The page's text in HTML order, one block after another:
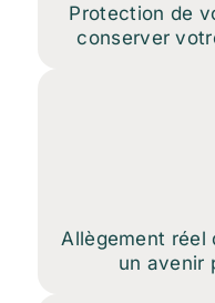
Protection de
conserver
Allègement réel
un avenir